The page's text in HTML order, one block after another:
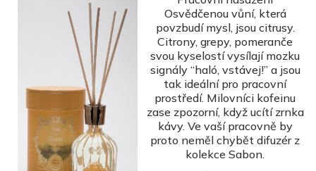
Osvědčenou vůní, která
povzbudí mysl, jsou citrusy.
Citrony, grepy, pomeranče
svou kyselostí vysílají mozku
signály “haló, vstávej!” a jsou
tak ideální pro pracovní
prostředí. Milovníci kofeinu
zase zpozorní, když ucítí zrnka
kávy. Ve vaší pracovně by
proto neměl chybět difuzér z
kolekce Sabon.